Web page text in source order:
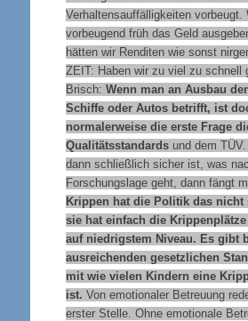
Verhaltensauffälligkeiten vorbeugt.
vorbeugend früh das Geld
hätten wir Renditen wie sonst
ZEIT: Haben wir zu viel zu schnell
Brisch: Wenn man an Ausbau
Schiffe oder Autos betrifft, ist
normalerweise die erste Frage
Qualitätsstandardsund dem TÜV.
dann schließlich sicher ist, was
Forschungslage geht, dann fängt
Krippen hat die Politik das nicht
sie hat einfach die
auf niedrigstem Niveau. Es gibt
ausreichenden gesetzlichen
mit wie vielen Kindern eine
ist. Von emotionaler Betreuung
erster Stelle. Ohne emotionale